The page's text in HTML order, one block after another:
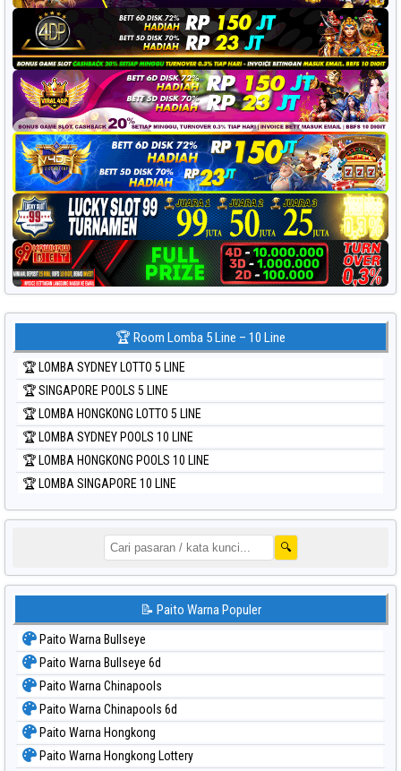
🏆 Room Lomba 5 Line – 10 Line
🏆 LOMBA SYDNEY LOTTO 5 LINE
🏆 SINGAPORE POOLS 5 LINE
🏆 LOMBA HONGKONG LOTTO 5 LINE
🏆 LOMBA SYDNEY POOLS 10 LINE
🏆 LOMBA HONGKONG POOLS 10 LINE
🏆 LOMBA SINGAPORE 10 LINE
🔍
📝 Paito Warna Populer
Paito Warna Bullseye
Paito Warna Bullseye 6d
Paito Warna Chinapools
Paito Warna Chinapools 6d
Paito Warna Hongkong
Paito Warna Hongkong Lottery